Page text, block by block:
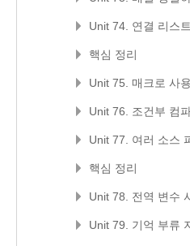
Unit 74. 연결 리스
핵심 정리
Unit 75. 매크로 사
Unit 76. 조건부 컴
Unit 77. 여러 소스
핵심 정리
Unit 78. 전역 변수
Unit 79. 기억 부류